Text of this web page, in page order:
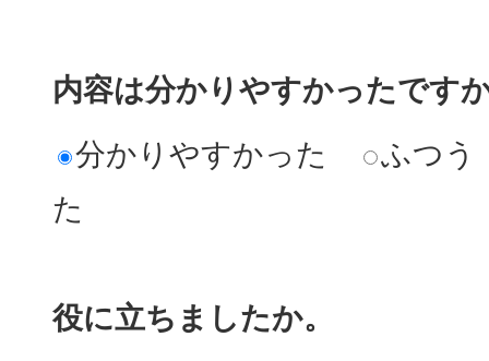
内容は分かりやすかったです
分かりやすかった
ふつう
た
役に立ちましたか。